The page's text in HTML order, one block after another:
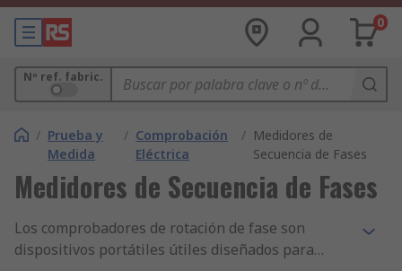
0
Nº ref. fabric.
/ Prueba y
Medida
/ Comprobación
Eléctrica
/ Medidores de
Secuencia de Fases
Medidores de Secuencia de Fases
Los comprobadores de rotación de fase son
dispositivos portátiles útiles diseñados para